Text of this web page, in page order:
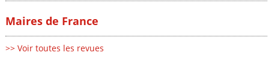
Maires de France
>> Voir toutes les revues